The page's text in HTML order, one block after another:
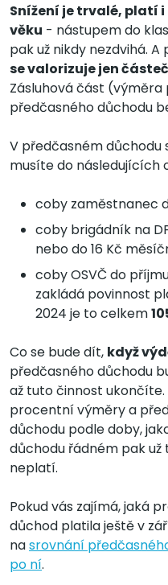
Snížení je trvalé, platí
věku - nástupem do
pak už nikdy nezdvihá. A
se valorizuje jen
Zásluhová část
předčasného důchodu
V předčasném důchodu
musíte do následujících
coby zaměstnanec
coby brigádník na
nebo do 16 Kč
coby OSVČ do
zakládá povinnost
2024 je to celkem
Co se bude dít, když
předčasného důchodu
až tuto činnost
procentní výměry a
důchodu podle doby,
důchodu řádném pak
neplatí.
Pokud vás zajímá, jaká
důchod platila ještě v
nasrovnání
po ní.